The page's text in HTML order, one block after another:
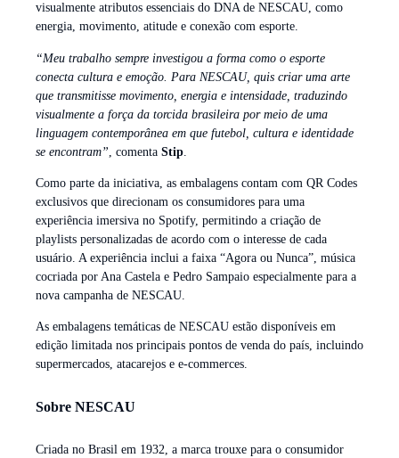
visualmente atributos essenciais do DNA de NESCAU, como
energia, movimento, atitude e conexão com esporte.
“Meu trabalho sempre investigou a forma como o esporte
conecta cultura e emoção. Para NESCAU, quis criar uma arte
que transmitisse movimento, energia e intensidade, traduzindo
visualmente a força da torcida brasileira por meio de uma
linguagem contemporânea em que futebol, cultura e identidade
se encontram” , comenta Stip
Como parte da iniciativa, as embalagens contam com QR Codes
exclusivos que direcionam os consumidores para uma
experiência imersiva no Spotify, permitindo a criação de
playlists personalizadas de acordo com o interesse de cada
usuário. A experiência inclui a faixa “Agora ou Nunca”, música
cocriada por Ana Castela e Pedro Sampaio especialmente para a
nova campanha de NESCAU.
As embalagens temáticas de NESCAU estão disponíveis em
edição limitada nos principais pontos de venda do país, incluindo
supermercados, atacarejos e e-commerces.
Sobre NESCAU
Criada no Brasil em 1932, a marca trouxe para o consumidor